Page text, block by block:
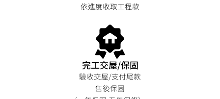
依進度收取工程款
完工交屋/保固
驗收交屋/支付尾款
售後保固